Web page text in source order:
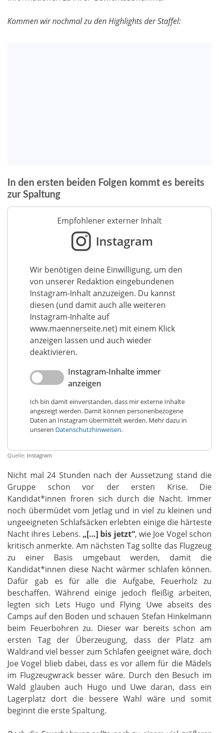
Kommen wir nochmal zu den Highlights der Staffel:
In den ersten beiden Folgen kommt es bereits
zur Spaltung
Empfohlener externer Inhalt
Instagram
Wir benötigen deine Einwilligung, um den
von unserer Redaktion eingebundenen
Instagram-Inhalt anzuzeigen. Du kannst
diesen (und damit auch alle weiteren
Instagram-Inhalte auf
www.maennerseite.net) mit einem Klick
anzeigen lassen und auch wieder
deaktivieren.
Instagram-Inhalte immer
anzeigen
Ich bin damit einverstanden, dass mir externe Inhalte
angezeigt werden. Damit können personenbezogene
Daten an Instagram übermittelt werden. Mehr dazu in
unseren Datenschutzhinweisen.
Quelle: Instagram
Nicht mal 24 Stunden nach der Aussetzung stand die
Gruppe schon vor der ersten Krise. Die
Kandidat*innen froren sich durch die Nacht. Immer
noch übermüdet vom Jetlag und in viel zu kleinen und
ungeeigneten Schlafsäcken erlebten einige die härteste
Nacht ihres Lebens. „[…] bis jetzt“, wie Joe Vogel schon
kritisch anmerkte. Am nächsten Tag sollte das Flugzeug
zu einer Basis umgebaut werden, damit die
Kandidat*innen diese Nacht wärmer schlafen können.
Dafür gab es für alle die Aufgabe, Feuerholz zu
beschaffen. Während einige jedoch fleißig arbeiten,
legten sich Lets Hugo und Flying Uwe abseits des
Camps auf den Boden und schauen Stefan Hinkelmann
beim Feuerbohren zu. Dieser war bereits schon am
ersten Tag der Überzeugung, dass der Platz am
Waldrand viel besser zum Schlafen geeignet wäre, doch
Joe Vogel blieb dabei, dass es vor allem für die Mädels
im Flugzeugwrack besser wäre. Durch den Besuch im
Wald glauben auch Hugo und Uwe daran, dass ein
Lagerplatz dort die bessere Wahl wäre und somit
beginnt die erste Spaltung.